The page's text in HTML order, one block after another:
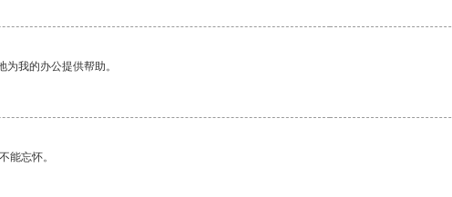
我的办公提供帮助。
能忘怀。